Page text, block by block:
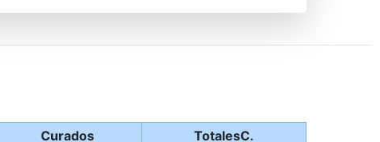
Curados TotalesC.